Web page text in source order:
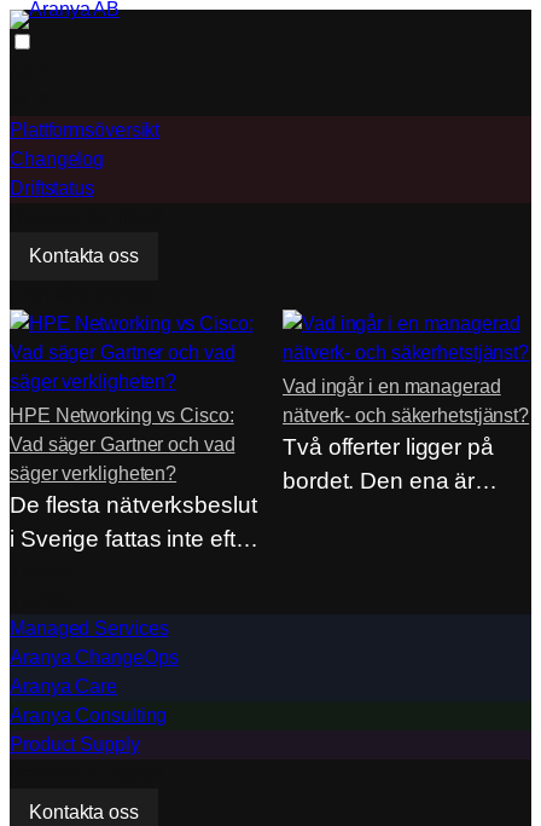
Hoppa
till
Plattformsöversikt
Changelog
Driftstatus
Kontakta oss
HPE Networking vs Cisco:
Vad säger Gartner och vad
säger verkligheten?
De flesta nätverksbeslut
i Sverige fattas inte efter
Vad ingår i en managerad
nätverk- och säkerhetstjänst?
Två offerter ligger på
bordet. Den ena är
Managed Services
Aranya ChangeOps
Aranya Care
Aranya Consulting
Product Supply
Kontakta oss